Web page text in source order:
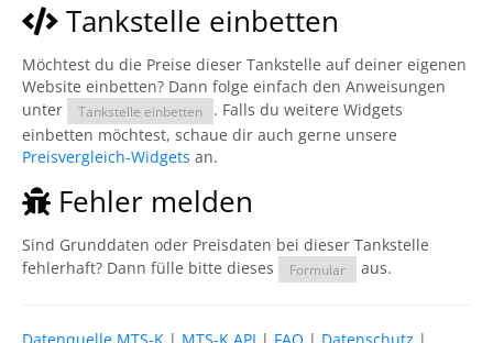
Tankstelle einbetten
Möchtest du die Preise dieser Tankstelle auf deiner eigenen
Website einbetten? Dann folge einfach den Anweisungen
unter
Tankstelle einbetten
. Falls du weitere Widgets
einbetten möchtest, schaue dir auch gerne unsere
Preisvergleich-Widgets an.
Fehler melden
Sind Grunddaten oder Preisdaten bei dieser Tankstelle
fehlerhaft? Dann fülle bitte dieses
Formular aus.